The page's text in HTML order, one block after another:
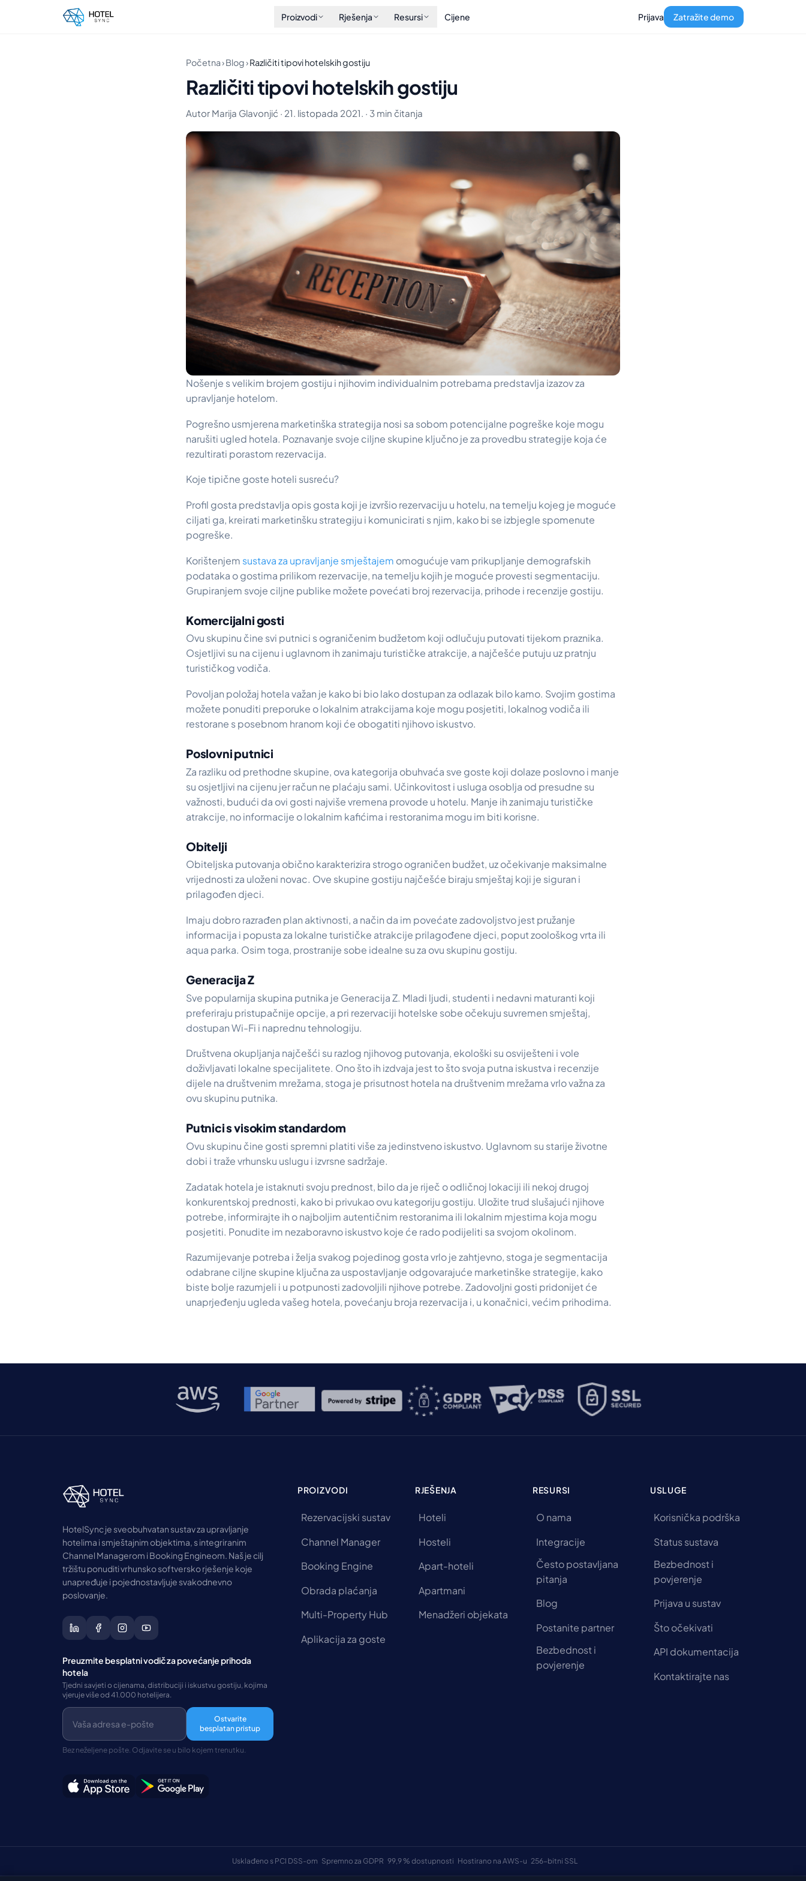
Proizvodi Rješenja Resursi Cijene Prijava Zatražite demo
Početna›Blog›Različiti tipovi hotelskih gostiju
Različiti tipovi hotelskih gostiju
Autor Marija Glavonjić · 21. listopada 2021. · 3 min čitanja
Nošenje s velikim brojem gostiju i njihovim individualnim potrebama predstavlja izazov za
upravljanje hotelom.
Pogrešno usmjerena marketinška strategija nosi sa sobom potencijalne pogreške koje mogu
narušiti ugled hotela. Poznavanje svoje ciljne skupine ključno je za provedbu strategije koja će
rezultirati porastom rezervacija.
Koje tipične goste hoteli susreću?
Profil gosta predstavlja opis gosta koji je izvršio rezervaciju u hotelu, na temelju kojeg je moguće
ciljati ga, kreirati marketinšku strategiju i komunicirati s njim, kako bi se izbjegle spomenute
pogreške.
Korištenjem sustava za upravljanje smještajem omogućuje vam prikupljanje demografskih
podataka o gostima prilikom rezervacije, na temelju kojih je moguće provesti segmentaciju.
Grupiranjem svoje ciljne publike možete povećati broj rezervacija, prihode i recenzije gostiju.
Komercijalni gosti
Ovu skupinu čine svi putnici s ograničenim budžetom koji odlučuju putovati tijekom praznika.
Osjetljivi su na cijenu i uglavnom ih zanimaju turističke atrakcije, a najčešće putuju uz pratnju
turističkog vodiča.
Povoljan položaj hotela važan je kako bi bio lako dostupan za odlazak bilo kamo. Svojim gostima
možete ponuditi preporuke o lokalnim atrakcijama koje mogu posjetiti, lokalnog vodiča ili
restorane s posebnom hranom koji će obogatiti njihovo iskustvo.
Poslovni putnici
Za razliku od prethodne skupine, ova kategorija obuhvaća sve goste koji dolaze poslovno i manje
su osjetljivi na cijenu jer račun ne plaćaju sami. Učinkovitost i usluga osoblja od presudne su
važnosti, budući da ovi gosti najviše vremena provode u hotelu. Manje ih zanimaju turističke
atrakcije, no informacije o lokalnim kafićima i restoranima mogu im biti korisne.
Obitelji
Obiteljska putovanja obično karakterizira strogo ograničen budžet, uz očekivanje maksimalne
vrijednosti za uloženi novac. Ove skupine gostiju najčešće biraju smještaj koji je siguran i
prilagođen djeci.
Imaju dobro razrađen plan aktivnosti, a način da im povećate zadovoljstvo jest pružanje
informacija i popusta za lokalne turističke atrakcije prilagođene djeci, poput zoološkog vrta ili
aqua parka. Osim toga, prostranije sobe idealne su za ovu skupinu gostiju.
Generacija Z
Sve popularnija skupina putnika je Generacija Z. Mladi ljudi, studenti i nedavni maturanti koji
preferiraju pristupačnije opcije, a pri rezervaciji hotelske sobe očekuju suvremen smještaj,
dostupan Wi-Fi i naprednu tehnologiju.
Društvena okupljanja najčešći su razlog njihovog putovanja, ekološki su osviješteni i vole
doživljavati lokalne specijalitete. Ono što ih izdvaja jest to što svoja putna iskustva i recenzije
dijele na društvenim mrežama, stoga je prisutnost hotela na društvenim mrežama vrlo važna za
ovu skupinu putnika.
Putnici s visokim standardom
Ovu skupinu čine gosti spremni platiti više za jedinstveno iskustvo. Uglavnom su starije životne
dobi i traže vrhunsku uslugu i izvrsne sadržaje.
Zadatak hotela je istaknuti svoju prednost, bilo da je riječ o odličnoj lokaciji ili nekoj drugoj
konkurentskoj prednosti, kako bi privukao ovu kategoriju gostiju. Uložite trud slušajući njihove
potrebe, informirajte ih o najboljim autentičnim restoranima ili lokalnim mjestima koja mogu
posjetiti. Ponudite im nezaboravno iskustvo koje će rado podijeliti sa svojom okolinom.
Razumijevanje potreba i želja svakog pojedinog gosta vrlo je zahtjevno, stoga je segmentacija
odabrane ciljne skupine ključna za uspostavljanje odgovarajuće marketinške strategije, kako
biste bolje razumjeli i u potpunosti zadovoljili njihove potrebe. Zadovoljni gosti pridonijet će
unaprjeđenju ugleda vašeg hotela, povećanju broja rezervacija i, u konačnici, većim prihodima.
HotelSync je sveobuhvatan sustav za upravljanje
hotelima i smještajnim objektima, s integriranim
Channel Managerom i Booking Engineom. Naš je cilj
tržištu ponuditi vrhunsko softversko rješenje koje
unapređuje i pojednostavljuje svakodnevno
poslovanje.
Preuzmite besplatni vodič za povećanje prihoda
hotela
Tjedni savjeti o cijenama, distribuciji i iskustvu gostiju, kojima
vjeruje više od 41.000 hotelijera.
Ostvarite
besplatan pristup
Bez neželjene pošte. Odjavite se u bilo kojem trenutku.
PROIZVODI
Rezervacijski sustav
Channel Manager
Booking Engine
Obrada plaćanja
Multi-Property Hub
Aplikacija za goste
RJEŠENJA
Hoteli
Hosteli
Apart-hoteli
Apartmani
Menadžeri objekata
RESURSI
O nama
Integracije
Često postavljana
pitanja
Blog
Postanite partner
Bezbednost i
povjerenje
USLUGE
Korisnička podrška
Status sustava
Bezbednost i
povjerenje
Prijava u sustav
Što očekivati
API dokumentacija
Kontaktirajte nas
Usklađeno s PCI DSS-om Spremno za GDPR 99,9 % dostupnosti Hostirano na AWS-u 256-bitni SSL